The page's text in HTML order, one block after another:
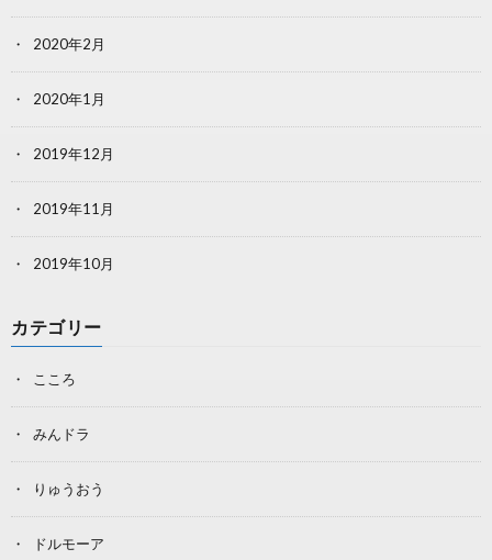
2020年2月
2020年1月
2019年12月
2019年11月
2019年10月
カテゴリー
こころ
みんドラ
りゅうおう
ドルモーア